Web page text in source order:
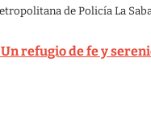
de Policía La
refugio de fe y